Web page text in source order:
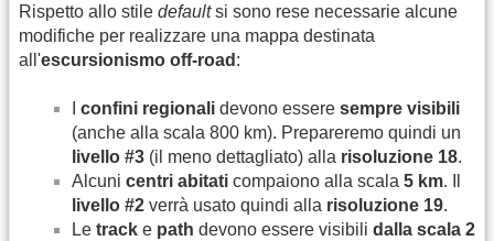
Rispetto allo stile defaultsi sono rese necessarie alcune
modifiche per realizzare una mappa destinata
all'escursionismo off-road :
confini regionali devono essere sempre visibili
(anche alla scala 800 km). Prepareremo quindi un
livello #3 (il meno dettagliato) alla risoluzione 18.
Alcuni centri abitati compaiono alla scala 5 km. Il
livello #2 verrà usato quindi alla risoluzione 19.
Le track e path devono essere visibili dalla scala 2